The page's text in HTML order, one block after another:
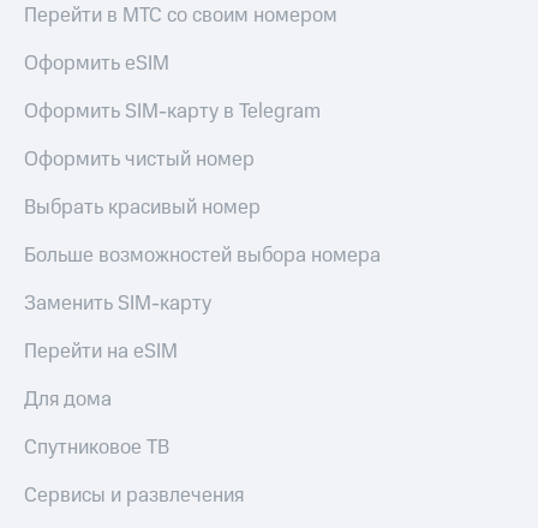
Перейти в МТС со своим номером
Оформить eSIM
Оформить SIM-карту в Telegram
Оформить чистый номер
Выбрать красивый номер
Больше возможностей выбора номера
Заменить SIM-карту
Перейти на eSIM
Для дома
Спутниковое ТВ
Сервисы и развлечения